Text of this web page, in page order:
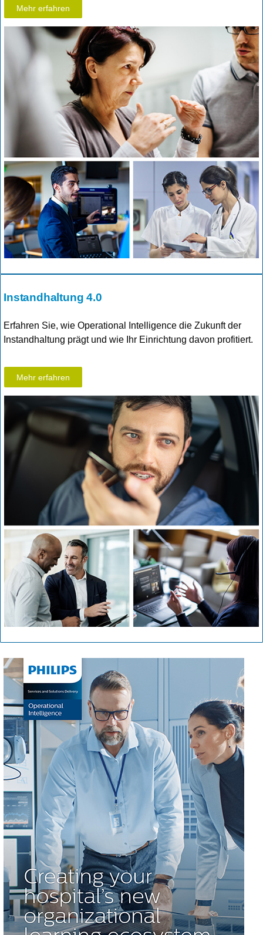
Mehr erfahren
Instandhaltung 4.0
Erfahren Sie, wie Operational Intelligence die Zukunft der
Instandhaltung prägt und wie Ihr Einrichtung davon profitiert.
Mehr erfahren